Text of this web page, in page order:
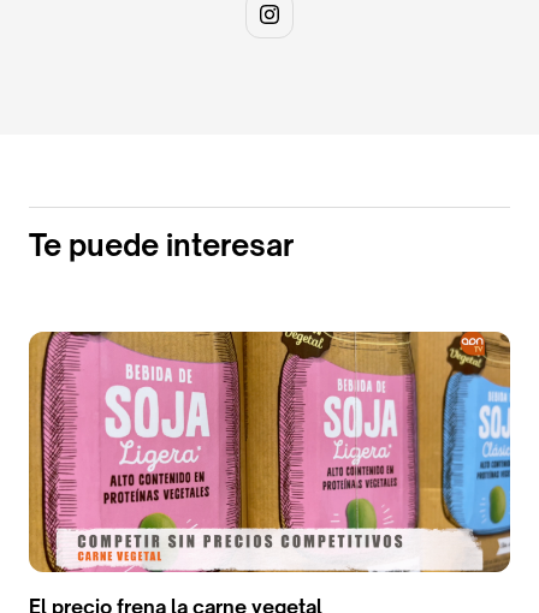
Te puede interesar
El precio frena la carne vegetal